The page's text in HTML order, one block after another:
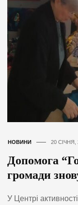
НОВИНИ 20 СІЧНЯ,
Допомога
громади
У Центрі